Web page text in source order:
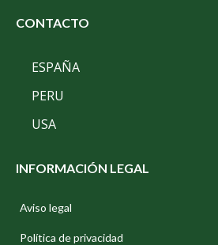
CONTACTO
ESPAÑA
PERU
USA
INFORMACIÓN LEGAL
Aviso legal
Política de privacidad